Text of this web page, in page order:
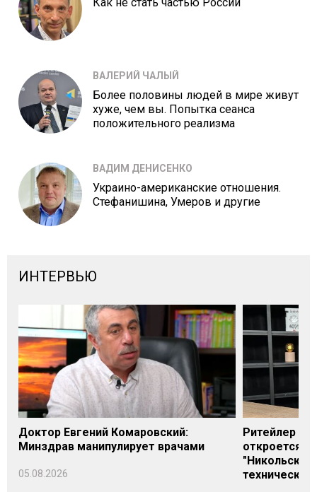
ВАЛЕРИЙ ЧАЛЫЙ
Более половины людей в мире живут
хуже, чем вы. Попытка сеанса
положительного реализма
ВАДИМ ДЕНИСЕНКО
Украино-американские отношения.
Стефанишина, Умеров и другие
ИНТЕРВЬЮ
Доктор Евгений Комаровский:
Минздрав манипулирует врачами
05.08.2026
Ритейлер
откроется
технических